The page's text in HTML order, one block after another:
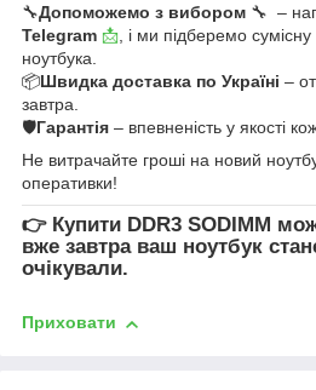
🔧Допоможемо з вибором 🔧 –
Telegram 📩 , і ми підберемо
ноутбука.
📦Швидка доставка по Україні –
завтра.
🛡Гарантія – впевненість у якості
Не витрачайте гроші на новий
оперативки!
👉 Купити DDR3 SODIMM
вже завтра ваш ноутбук
очікували.
Приховати